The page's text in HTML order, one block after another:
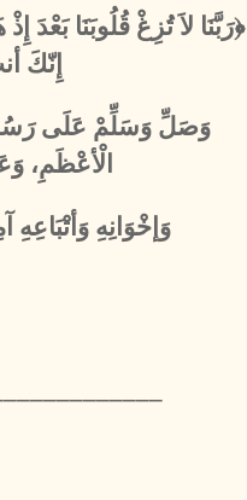
﴿رَبَّنَا لاَ تُزِغْ قُلُوبَنَا بَعْدَ
إِنّكَ
وَصَلِّ وَسَلِّمْ عَلَى
الْأعْظَمِ،
وَإخْوَانِهِ وَأتْبَاعِهِ